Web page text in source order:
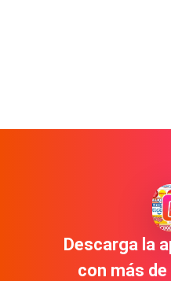
Descarga la
con más